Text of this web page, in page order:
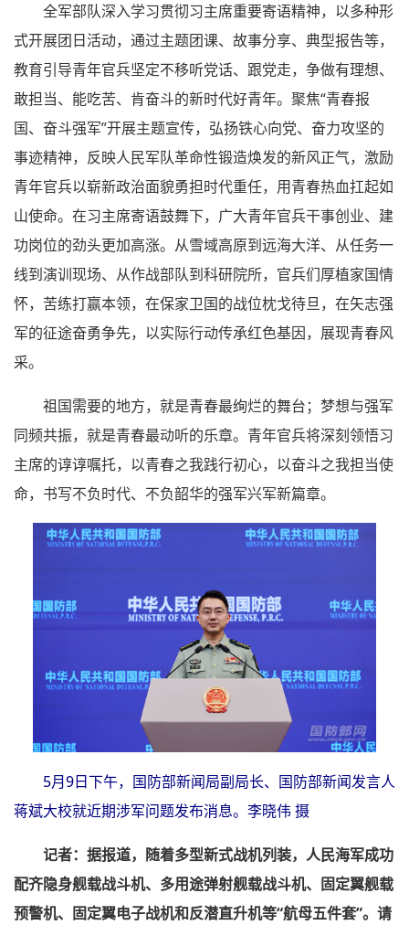
全军部队深入学习贯彻习主席重要寄语精神，以多种形
式开展团日活动，通过主题团课、故事分享、典型报告等，
教育引导青年官兵坚定不移听党话、跟党走，争做有理想、
敢担当、能吃苦、肯奋斗的新时代好青年。聚焦“青春报
国、奋斗强军”开展主题宣传，弘扬铁心向党、奋力攻坚的
事迹精神，反映人民军队革命性锻造焕发的新风正气，激励
青年官兵以崭新政治面貌勇担时代重任，用青春热血扛起如
山使命。在习主席寄语鼓舞下，广大青年官兵干事创业、建
功岗位的劲头更加高涨。从雪域高原到远海大洋、从任务一
线到演训现场、从作战部队到科研院所，官兵们厚植家国情
怀，苦练打赢本领，在保家卫国的战位枕戈待旦，在矢志强
军的征途奋勇争先，以实际行动传承红色基因，展现青春风
采。
祖国需要的地方，就是青春最绚烂的舞台；梦想与强军
同频共振，就是青春最动听的乐章。青年官兵将深刻领悟习
主席的谆谆嘱托，以青春之我践行初心，以奋斗之我担当使
命，书写不负时代、不负韶华的强军兴军新篇章。
5月9日下午，国防部新闻局副局长、国防部新闻发言人
蒋斌大校就近期涉军问题发布消息。李晓伟 摄
记者：据报道，随着多型新式战机列装，人民海军成功
配齐隐身舰载战斗机、多用途弹射舰载战斗机、固定翼舰载
预警机、固定翼电子战机和反潜直升机等“航母五件套”。请